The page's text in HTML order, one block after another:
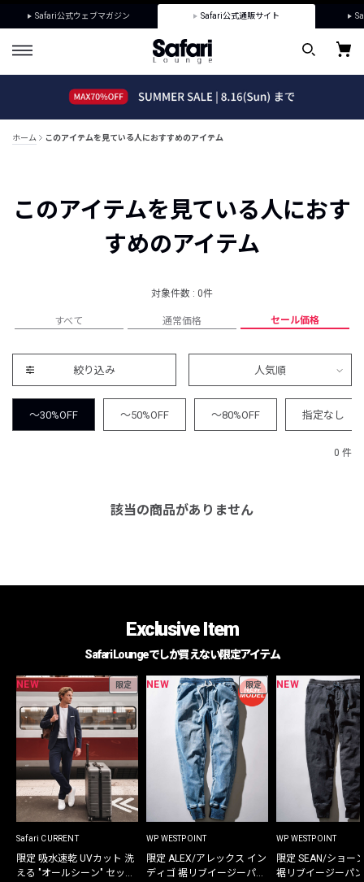
Safari公式ウェブマガジン Safari公式通販サイト
ホーム このアイテムを見ている人におすすめのアイテム
このアイテムを見ている人におす
すめのアイテム
対象件数 : 0件
すべて 通常価格 セール価格
絞り込み 人気順
～30%OFF ～50%OFF ～80%OFF 指定なし
0 件
該当の商品がありません
Exclusive Item
Safari Loungeでしか買えない限定アイテム
NEW 限定
Safari CURRENT
限定 吸水速乾 UVカット 洗
える "オールシーン" セット
NEW 限定
WP WESTPOINT
限定 ALEX/アレックス イン
ディゴ 裾リブイージーパン
NEW
WP WESTPOINT
限定 SEAN/ショー
裾リブイージーパ